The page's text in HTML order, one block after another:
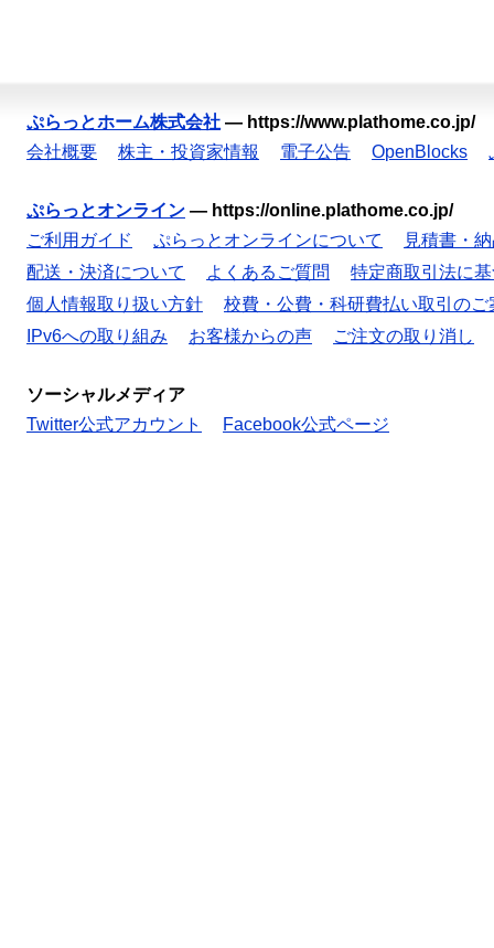
ぷらっとホーム株式会社 — https://www.plathome.co.jp/
会社概要
株主・投資家情報 電子公告 OpenBlocks
ぷらっとオンライン — https://online.plathome.co.jp/
ご利用ガイド
ぷらっとオンラインについて
見積書・
配送・決済について
よくあるご質問
特定商取引法に
個人情報取り扱い方針
校費・公費・科研費払い取引のご
IPv6への取り組み
お客様からの声 ご注文の取り消し
ソーシャルメディア
Twitter公式アカウント
Facebook公式ページ